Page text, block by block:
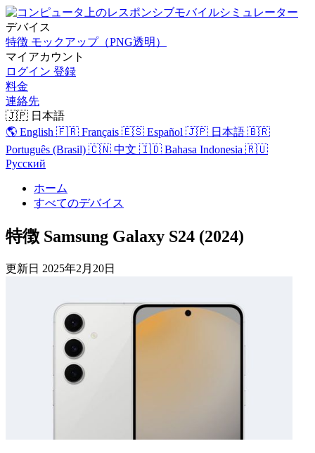
デバイス
特徴 モックアップ（PNG透明）
マイアカウント
ログイン 登録
料金
連絡先
🇯🇵 日本語
🌎 English 🇫🇷 Français 🇪🇸 Español 🇯🇵 日本語 🇧🇷
Português (Brasil) 🇨🇳 中文 🇮🇩 Bahasa Indonesia 🇷🇺
Русский
ホーム
すべてのデバイス
特徴 Samsung Galaxy S24 (2024)
更新日 2025年2月20日